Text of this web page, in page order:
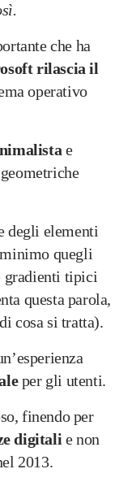
che ha
rilascia il
operativo
e
degli elementi
quegli
gradienti tipici
questa parola,
cosa si tratta).
per gli utenti.
finendo per
digitali e non
2013.